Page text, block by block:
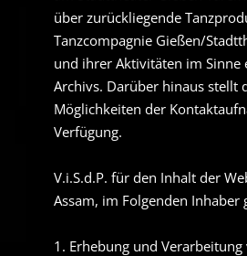
über zurückliegende
Tanzcompagnie Gießen/
und ihrer Aktivitäten im Sinne
Archivs. Darüber hinaus stellt
Möglichkeiten der
Verfügung.
V.i.S.d.P. für den Inhalt der
Assam, im Folgenden Inhaber
1. Erhebung und Verarbeitung